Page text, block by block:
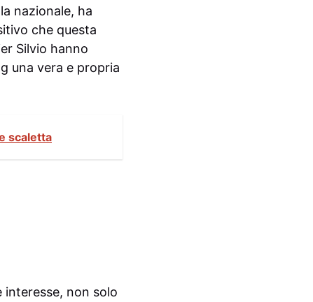
nazionale, ha
che questa
Silvio hanno
una vera e propria
scaletta
interesse, non solo